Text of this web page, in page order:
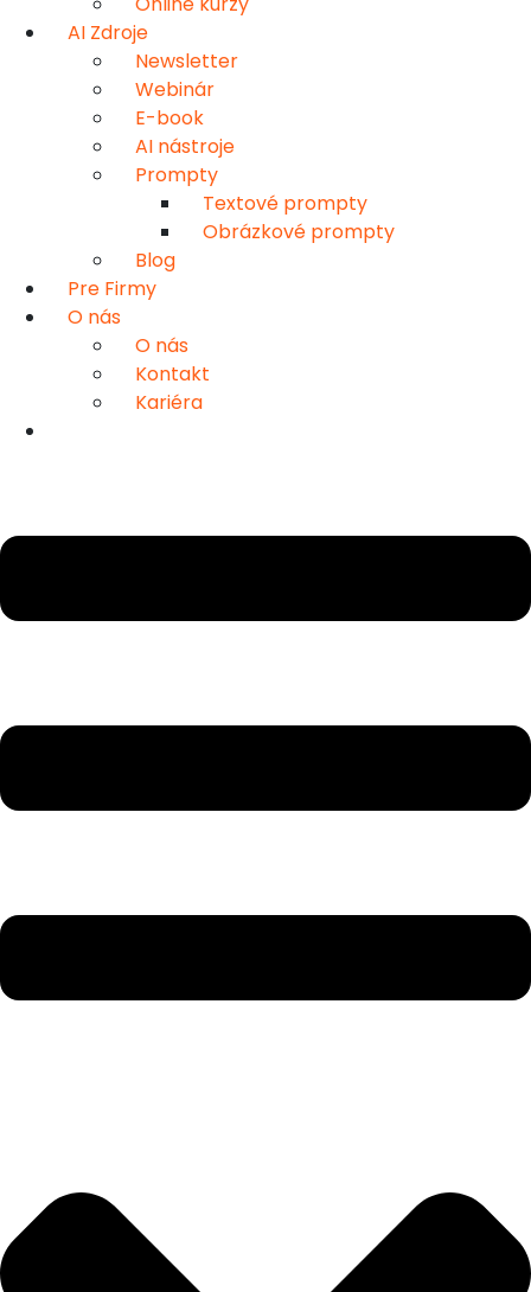
AI Zdroje
Newsletter
Webinár
E-book
AI nástroje
Prompty
Textové prompty
Obrázkové prompty
Blog
Pre Firmy
O nás
O nás
Kontakt
Kariéra